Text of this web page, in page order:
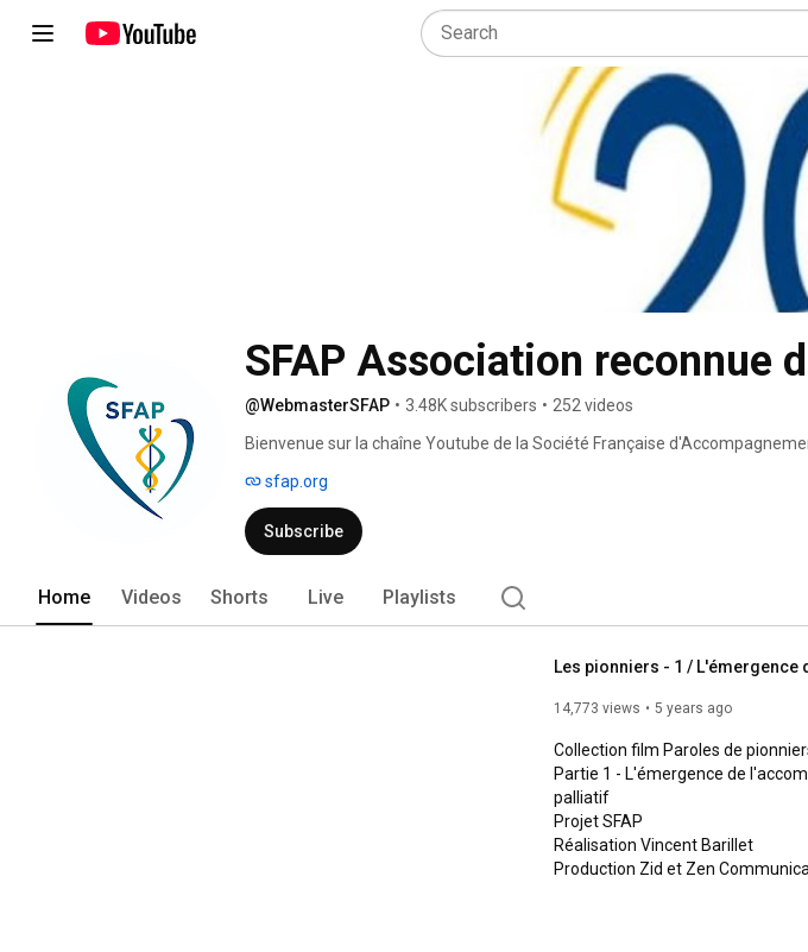
SFAP Association reconnue
@WebmasterSFAP • 3.48K subscribers • 252 videos
Bienvenue sur la chaîne Youtube de la Société Française
sfap.org
Subscribe
Home Videos Shorts Live Playlists
14,773 views 5 years ago
Collection film Paroles de
Partie 1 - L'émergence de
palliatif
Projet SFAP
Réalisation Vincent Barillet
Production Zid et Zen